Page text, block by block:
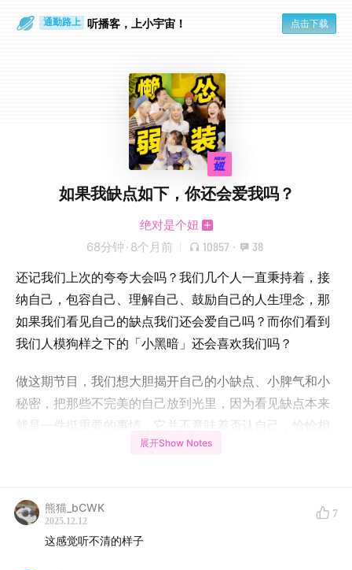
通勤路上 听播客，上小宇宙！ 点击下载
如果我缺点如下，你还会爱我吗？
绝对是个妞
68分钟 · 8个月前 10857 · 38
还记我们上次的夸夸大会吗？我们几个人一直秉持着，接
纳自己，包容自己、理解自己、鼓励自己的人生理念，那
如果我们看见自己的缺点我们还会爱自己吗？而你们看到
我们人模狗样之下的「小黑暗」还会喜欢我们吗？
做这期节目，我们想大胆揭开自己的小缺点、小脾气和小
秘密，把那些不完美的自己放到光里，因为看见缺点本来
就是一件挺重要的事情，它并不意味着否认自己，恰恰相
反，我们可以找一些「借口」消解一下，可以找一些方法
传统的缺点大会，是自我反省，声泪俱下，好痛苦，好深
刻，而我们的缺点大会，就是在缺点大会中加入笑声好温
展开Show Notes
熊猫_bCWK
2025.12.12
7
这感觉听不清的样子